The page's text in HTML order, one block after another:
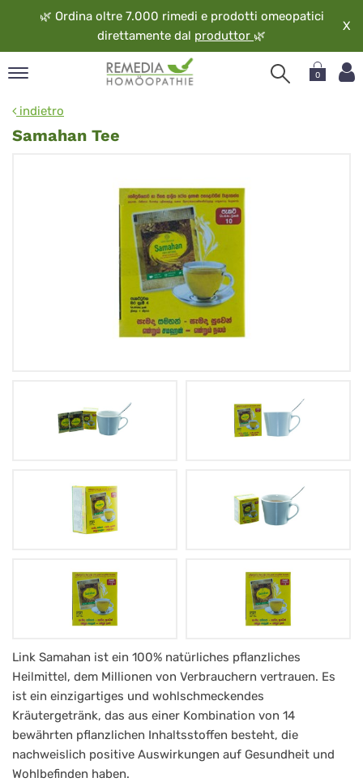
🌿 Ordina oltre 7.000 rimedi e prodotti omeopatici
direttamente dal produttor 🌿
X
0
indietro
Samahan Tee
Samahan
Tee
-
10er
Päckchen
Link Samahan ist ein 100% natürliches pflanzliches
Heilmittel, dem Millionen von Verbrauchern vertrauen. Es
ist ein einzigartiges und wohlschmeckendes
Kräutergetränk, das aus einer Kombination von 14
bewährten pflanzlichen Inhaltsstoffen besteht, die
nachweislich positive Auswirkungen auf Gesundheit und
Wohlbefinden haben.